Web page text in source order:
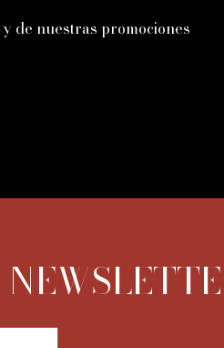
de nuestras promociones